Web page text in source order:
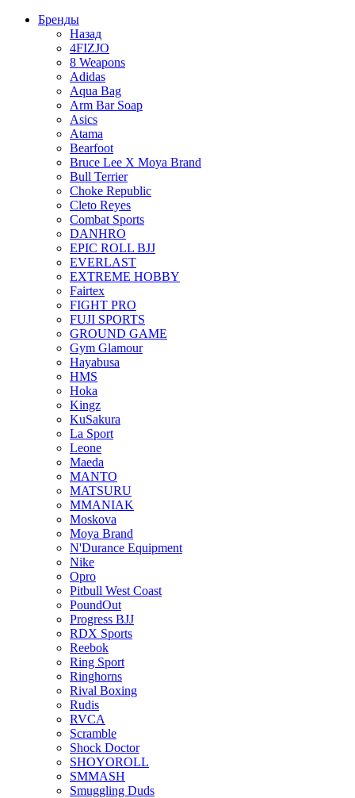
Бренды
Назад
4FIZJO
8 Weapons
Adidas
Aqua Bag
Arm Bar Soap
Asics
Atama
Bearfoot
Bruce Lee X Moya Brand
Bull Terrier
Choke Republic
Cleto Reyes
Combat Sports
DANHRO
EPIC ROLL BJJ
EVERLAST
EXTREME HOBBY
Fairtex
FIGHT PRO
FUJI SPORTS
GROUND GAME
Gym Glamour
Hayabusa
HMS
Hoka
Kingz
KuSakura
La Sport
Leone
Maeda
MANTO
MATSURU
MMANIAK
Moskova
Moya Brand
N'Durance Equipment
Nike
Opro
Pitbull West Coast
PoundOut
Progress BJJ
RDX Sports
Reebok
Ring Sport
Ringhorns
Rival Boxing
Rudis
RVCA
Scramble
Shock Doctor
SHOYOROLL
SMMASH
Smuggling Duds